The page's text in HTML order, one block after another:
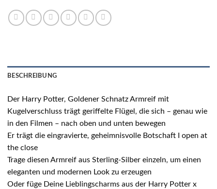
BESCHREIBUNG
Der Harry Potter, Goldener Schnatz Armreif mit
Kugelverschluss trägt geriffelte Flügel, die sich – genau wie
in den Filmen – nach oben und unten bewegen
Er trägt die eingravierte, geheimnisvolle Botschaft I open at
the close
Trage diesen Armreif aus Sterling-Silber einzeln, um einen
eleganten und modernen Look zu erzeugen
Oder füge Deine Lieblingscharms aus der Harry Potter x